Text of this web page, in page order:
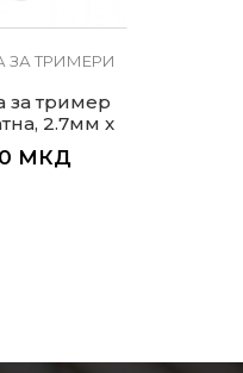
ЗА ТРИМЕРИ
за тример
2.7мм x
15м
МКД